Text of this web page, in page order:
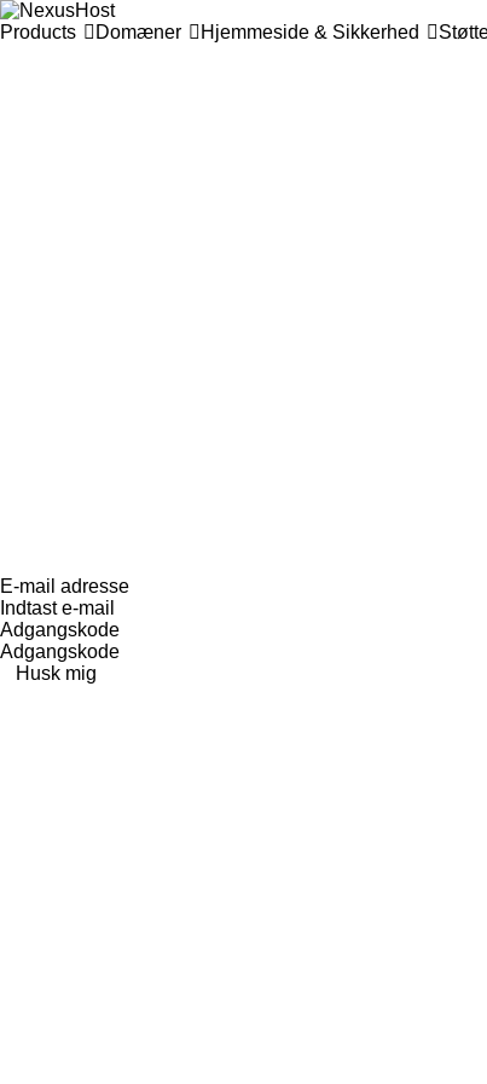
Products
Domæner Hjemmeside & Sikkerhed
E-mail adresse
Adgangskode
Husk mig